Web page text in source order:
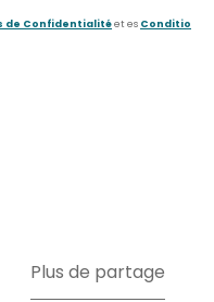
de Confidentialitéet es Conditio
Plus de partage